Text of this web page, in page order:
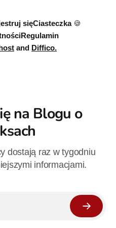
sięCiasteczka 🍪
Regulamin
and Diffico.
na Blogu o
dostają raz w tygodniu
informacjami.